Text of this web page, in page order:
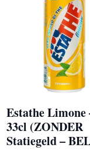
Estathe Limone
33cl (ZONDER
Statiegeld –